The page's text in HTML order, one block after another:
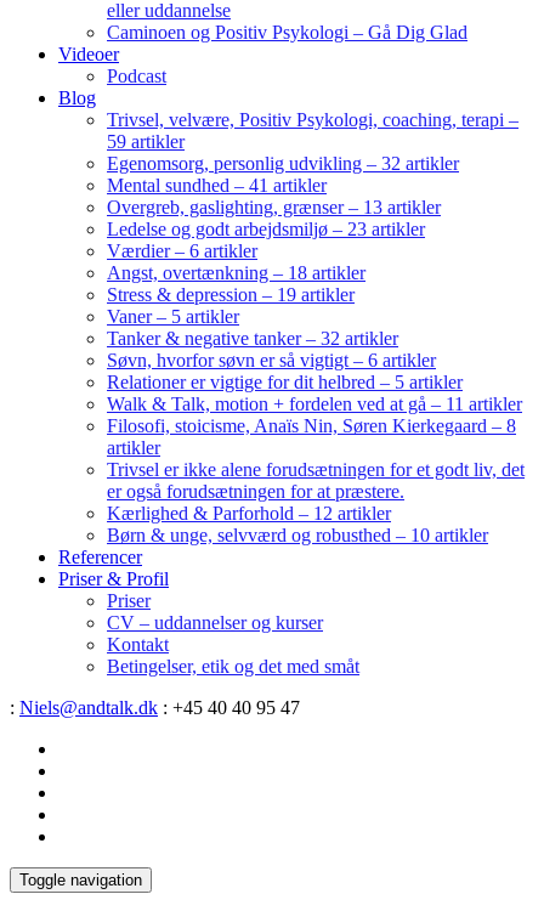
eller uddannelse
Caminoen og Positiv Psykologi – Gå Dig Glad
Videoer
Podcast
Blog
Trivsel, velvære, Positiv Psykologi, coaching, terapi –
59 artikler
Egenomsorg, personlig udvikling – 32 artikler
Mental sundhed – 41 artikler
Overgreb, gaslighting, grænser – 13 artikler
Ledelse og godt arbejdsmiljø – 23 artikler
Værdier – 6 artikler
Angst, overtænkning – 18 artikler
Stress & depression – 19 artikler
Vaner – 5 artikler
Tanker & negative tanker – 32 artikler
Søvn, hvorfor søvn er så vigtigt – 6 artikler
Relationer er vigtige for dit helbred – 5 artikler
Walk & Talk, motion + fordelen ved at gå – 11 artikler
Filosofi, stoicisme, Anaïs Nin, Søren Kierkegaard – 8
artikler
Trivsel er ikke alene forudsætningen for et godt liv, det
er også forudsætningen for at præstere.
Kærlighed & Parforhold – 12 artikler
Børn & unge, selvværd og robusthed – 10 artikler
Referencer
Priser & Profil
Priser
CV – uddannelser og kurser
Kontakt
Betingelser, etik og det med småt
: Niels@andtalk.dk : +45 40 40 95 47
Toggle navigation